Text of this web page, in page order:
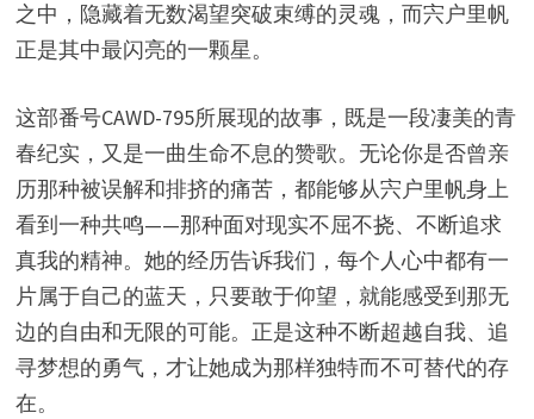
之中，隐藏着无数渴望突破束缚的灵魂，而宍户里帆
正是其中最闪亮的一颗星。
这部番号CAWD-795所展现的故事，既是一段凄美的青
春纪实，又是一曲生命不息的赞歌。无论你是否曾亲
历那种被误解和排挤的痛苦，都能够从宍户里帆身上
看到一种共鸣——那种面对现实不屈不挠、不断追求
真我的精神。她的经历告诉我们，每个人心中都有一
片属于自己的蓝天，只要敢于仰望，就能感受到那无
边的自由和无限的可能。正是这种不断超越自我、追
寻梦想的勇气，才让她成为那样独特而不可替代的存
在。